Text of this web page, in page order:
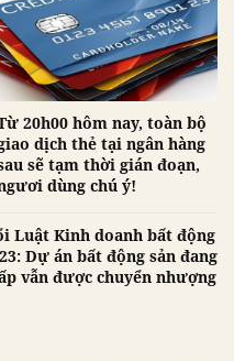
20h00 hôm nay, toàn bộ
dịch thẻ tại ngân hàng
sẽ tạm thời gián đoạn,
dùng chú ý!
Luật Kinh doanh bất động
Dự án bất động sản đang
vẫn được chuyển nhượng